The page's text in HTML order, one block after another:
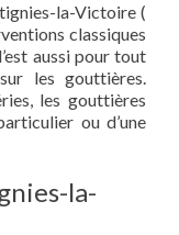
la-Victoire (
classiques
aussi pour tout
les gouttières.
les gouttières
ou d’une
la-